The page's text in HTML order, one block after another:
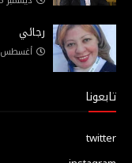
رجائي
أغسطس 23, 2021
تابعونا
twitter